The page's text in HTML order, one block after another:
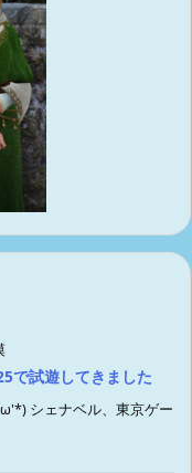
で試遊してきました
シェナベル、東京ゲー